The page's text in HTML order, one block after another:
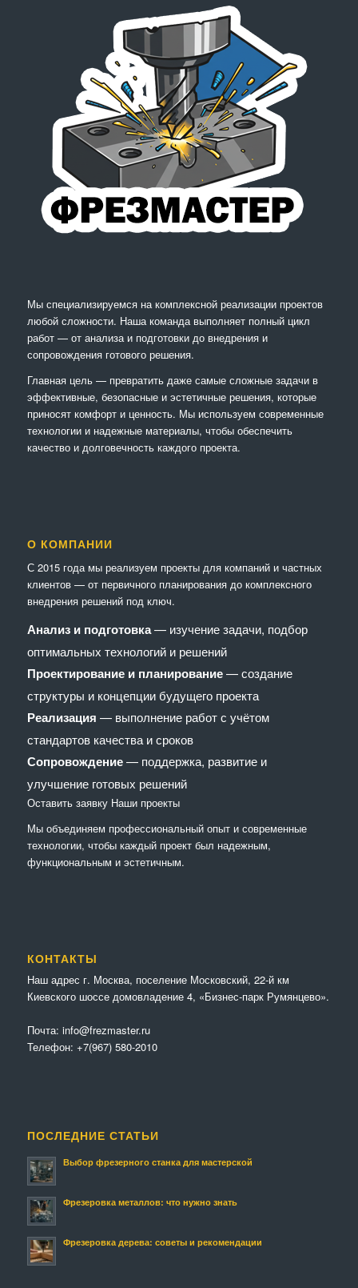
Мы специализируемся на комплексной реализации проектов
любой сложности. Наша команда выполняет полный цикл
работ — от анализа и подготовки до внедрения и
сопровождения готового решения.
Главная цель — превратить даже самые сложные задачи в
эффективные, безопасные и эстетичные решения, которые
приносят комфорт и ценность. Мы используем современные
технологии и надежные материалы, чтобы обеспечить
качество и долговечность каждого проекта.
О КОМПАНИИ
С 2015 года мы реализуем проекты для компаний и частных
клиентов — от первичного планирования до комплексного
внедрения решений под ключ.
Анализ и подготовка— изучение задачи, подбор
оптимальных технологий и решений
Проектирование и планирование— создание
структуры и концепции будущего проекта
Реализация — выполнение работ с учётом
стандартов качества и сроков
Сопровождение— поддержка, развитие и
улучшение готовых решений
Оставить заявку Наши проекты
Мы объединяем профессиональный опыт и современные
технологии, чтобы каждый проект был надежным,
функциональным и эстетичным.
КОНТАКТЫ
Наш адрес г. Москва, поселение Московский, 22-й км
Киевского шоссе домовладение 4, «Бизнес-парк Румянцево».
Почта: info@frezmaster.ru
Телефон: +7(967) 580-2010
ПОСЛЕДНИЕ СТАТЬИ
Выбор фрезерного станка для мастерской
Фрезеровка металлов: что нужно знать
Фрезеровка дерева: советы и рекомендации